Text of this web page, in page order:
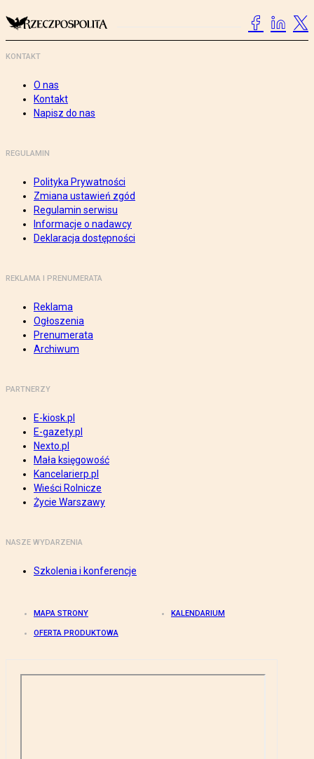
KONTAKT
O nas
Kontakt
Napisz do nas
REGULAMIN
Polityka Prywatności
Zmiana ustawień zgód
Regulamin serwisu
Informacje o nadawcy
Deklaracja dostępności
REKLAMA I PRENUMERATA
Reklama
Ogłoszenia
Prenumerata
Archiwum
PARTNERZY
E-kiosk.pl
E-gazety.pl
Nexto.pl
Mała księgowość
Kancelarierp.pl
Wieści Rolnicze
Życie Warszawy
NASZE WYDARZENIA
Szkolenia i konferencje
MAPA STRONY KALENDARIUM
OFERTA PRODUKTOWA